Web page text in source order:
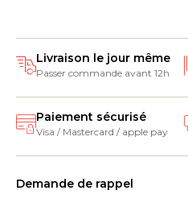
Livraison le jour même
Passer commande avant 12h
Paiement sécurisé
Visa / Mastercard / apple pay
Demande de rappel